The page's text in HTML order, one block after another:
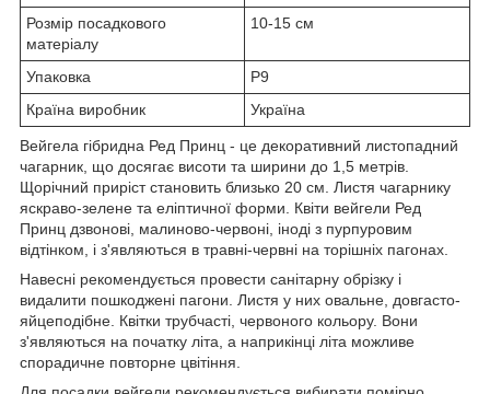
Розмір посадкового
матеріалу
10-15 см
Упаковка
Р9
Країна виробник
Україна
Вейгела гібридна Ред Принц - це декоративний листопадний
чагарник, що досягає висоти та ширини до 1,5 метрів.
Щорічний приріст становить близько 20 см. Листя чагарнику
яскраво-зелене та еліптичної форми. Квіти вейгели Ред
Принц дзвонові, малиново-червоні, іноді з пурпуровим
відтінком, і з'являються в травні-червні на торішніх пагонах.
Навесні рекомендується провести санітарну обрізку і
видалити пошкоджені пагони. Листя у них овальне, довгасто-
яйцеподібне. Квітки трубчасті, червоного кольору. Вони
з'являються на початку літа, а наприкінці літа можливе
спорадичне повторне цвітіння.